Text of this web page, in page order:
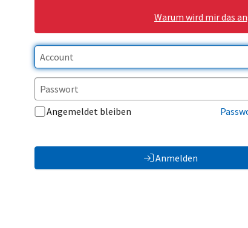
Warum wird mir das
Angemeldet bleiben
Anmelden